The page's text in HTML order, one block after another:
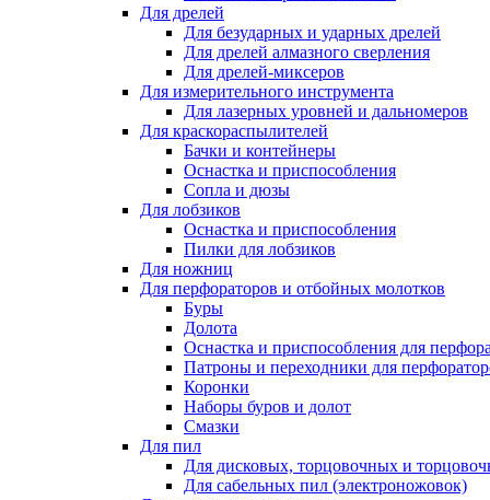
Для дрелей
Для безударных и ударных дрелей
Для дрелей алмазного сверления
Для дрелей-миксеров
Для измерительного инструмента
Для лазерных уровней и дальномеров
Для краскораспылителей
Бачки и контейнеры
Оснастка и приспособления
Сопла и дюзы
Для лобзиков
Оснастка и приспособления
Пилки для лобзиков
Для ножниц
Для перфораторов и отбойных молотков
Буры
Долота
Оснастка и приспособления для
Патроны и переходники для
Коронки
Наборы буров и долот
Смазки
Для пил
Для дисковых, торцовочных и
Для сабельных пил (электроножовок)